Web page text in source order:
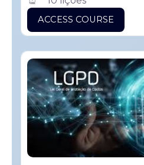
ACCESS COURSE